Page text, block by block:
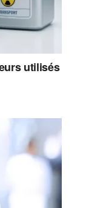
utilisés